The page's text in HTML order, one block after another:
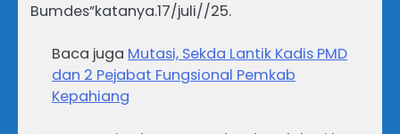
Bumdes”katanya.17/juli//25.
Baca juga Mutasi, Sekda Lantik Kadis PMD
dan 2 Pejabat Fungsional Pemkab
Kepahiang